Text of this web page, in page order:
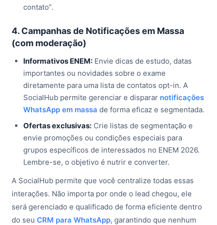
contato”.
4. Campanhas de Notificações em Massa
(com moderação)
Informativos ENEM: Envie dicas de estudo, datas
importantes ou novidades sobre o exame
diretamente para uma lista de contatos opt-in. A
SocialHub permite gerenciar e disparar notificações
WhatsApp em massa de forma eficaz e segmentada.
Ofertas exclusivas: Crie listas de segmentação e
envie promoções ou condições especiais para
grupos específicos de interessados no ENEM 2026.
Lembre-se, o objetivo é nutrir e converter.
A SocialHub permite que você centralize todas essas
interações. Não importa por onde o lead chegou, ele
será gerenciado e qualificado de forma eficiente dentro
do seu CRM para WhatsApp, garantindo que nenhum